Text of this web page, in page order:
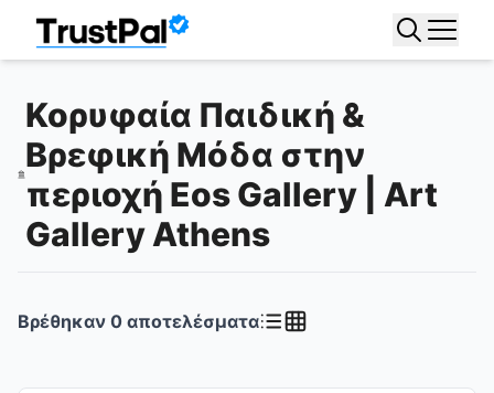
Κορυφαία Παιδική &
Βρεφική Μόδα στην
περιοχή Eos Gallery | Art
Gallery Athens
Βρέθηκαν 0 αποτελέσματα